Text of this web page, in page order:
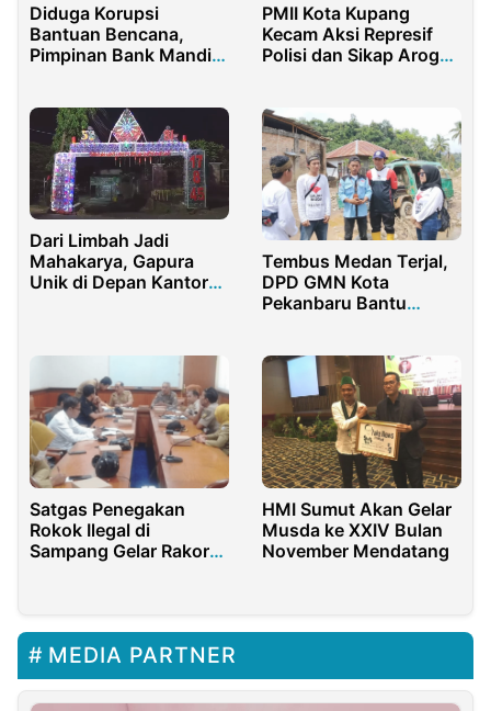
Diduga Korupsi
Bantuan Bencana,
Pimpinan Bank Mandiri
Tersangka
PMII Kota Kupang
Kecam Aksi Represif
Polisi dan Sikap Arogan
Dari Limbah Jadi
Mahakarya, Gapura
Unik di Depan Kantor
Tembus Medan Terjal,
DPD GMN Kota
Pekanbaru Bantu
Satgas Penegakan
Rokok Ilegal di
Sampang Gelar Rakor
HMI Sumut Akan Gelar
Musda ke XXIV Bulan
November Mendatang
MEDIA PARTNER